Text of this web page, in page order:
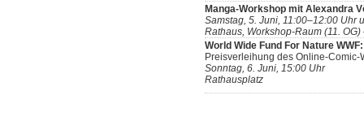
Manga-Workshop mit Alexandra
Samstag, 5. Juni, 11:00–12:00 Uhr
Rathaus, Workshop-Raum (11.
World Wide Fund For Nature
Preisverleihung des Online-Comic-
Sonntag, 6. Juni, 15:00 Uhr
Rathausplatz